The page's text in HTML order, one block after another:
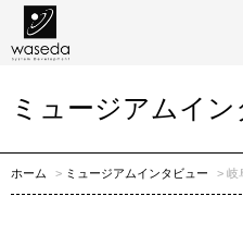
ミュージアムイ
ホーム ミュージアムインタビュー 岐